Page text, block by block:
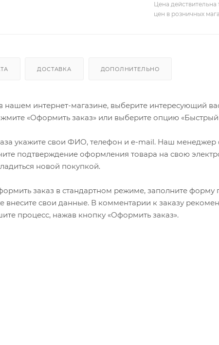
Цена действительна
цен в розничных
ДОСТАВКА ДОПОЛНИТЕЛЬНО
нашем интернет-магазине, выберите интересующий
«Оформить заказ» или выберите опцию «Быстрый
укажите свои ФИО, телефон и e-mail. Наш менеджер
подтверждение оформления товара на свою
новой покупкой.
заказ в стандартном режиме, заполните форму
внесите свои данные. В комментарии к заказу
процесс, нажав кнопку «Оформить заказ».